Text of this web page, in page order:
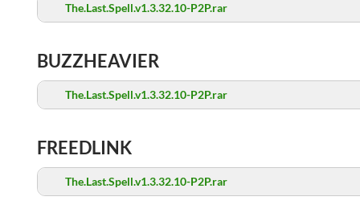
The.Last.Spell.v1.3.32.10-P2P.rar
BUZZHEAVIER
The.Last.Spell.v1.3.32.10-P2P.rar
FREEDLINK
The.Last.Spell.v1.3.32.10-P2P.rar